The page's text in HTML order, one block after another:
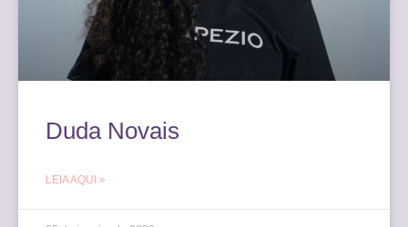
Duda Novais
LEIA AQUI »